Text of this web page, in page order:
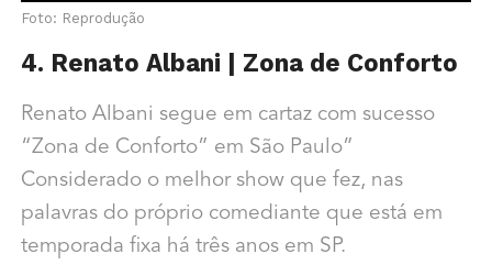
Foto: Reprodução
4. Renato Albani | Zona de Conforto
Renato Albani segue em cartaz com sucesso
“Zona de Conforto” em São Paulo”
Considerado o melhor show que fez, nas
palavras do próprio comediante que está em
temporada fixa há três anos em SP.